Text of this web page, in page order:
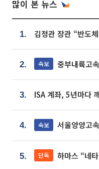
많이 본 뉴스
1.
2. 속보 중부내륙고
3. ISA 계좌, 5년마다
4. 속보 서울양양고
5. 단독 하마스 “네타냐